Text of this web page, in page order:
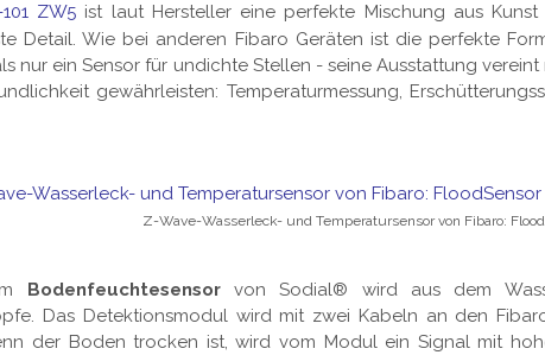
101 ZW5 ist laut Hersteller eine perfekte Mischung aus
Detail. Wie bei anderen Fibaro Geräten ist die perfekte
nur ein Sensor für undichte Stellen - seine Ausstattung
gewährleisten: Temperaturmessung,
Z-Wave-Wasserleck- und Temperatursensor von Fibaro:
Bodenfeuchtesensorvon Sodial® wird aus dem
Das Detektionsmodul wird mit zwei Kabeln an den
der Boden trocken ist, wird vom Modul ein Signal mit